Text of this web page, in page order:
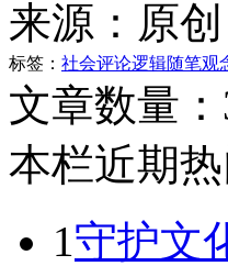
来源： 原创
标签： 社会评论逻辑随笔观
文章数量：
本栏近期
1守护文